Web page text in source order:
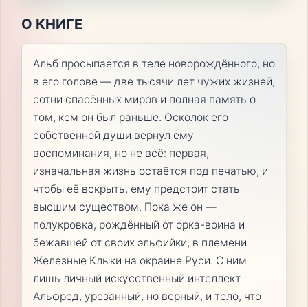
О КНИГЕ
Альб просыпается в теле новорождённого, но
в его голове — две тысячи лет чужих жизней,
сотни спасённых миров и полная память о
том, кем он был раньше. Осколок его
собственной души вернул ему
воспоминания, но не всё: первая,
изначальная жизнь остаётся под печатью, и
чтобы её вскрыть, ему предстоит стать
высшим существом. Пока же он —
полукровка, рождённый от орка-воина и
бежавшей от своих эльфийки, в племени
Железные Клыки на окраине Руси. С ним
лишь личный искусственный интеллект
Альфред, урезанный, но верный, и тело, что